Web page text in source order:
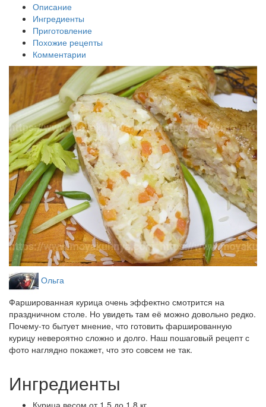
Описание
Ингредиенты
Приготовление
Похожие рецепты
Комментарии
Ольга
Фаршированная курица очень эффектно смотрится на
праздничном столе. Но увидеть там её можно довольно редко.
Почему-то бытует мнение, что готовить фаршированную
курицу невероятно сложно и долго. Наш пошаговый рецепт с
фото наглядно покажет, что это совсем не так.
Ингредиенты
Курица весом от 1,5 до 1,8 кг